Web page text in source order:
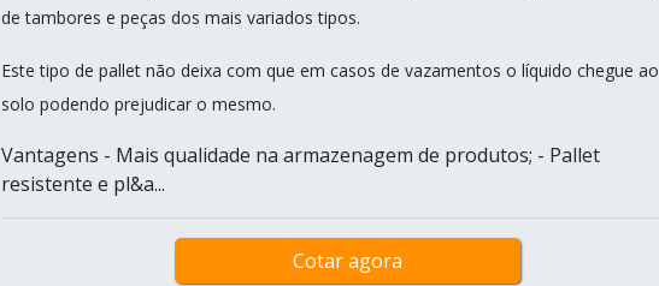
de tambores e peças dos mais variados tipos.
Este tipo de pallet não deixa com que em casos de vazamentos o líquido chegue ao
solo podendo prejudicar o mesmo.
Vantagens - Mais qualidade na armazenagem de produtos; - Pallet
resistente e pl&a...
Cotar agora